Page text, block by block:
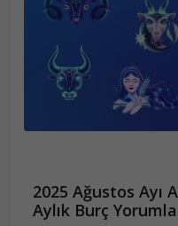
2025 Ağustos
Aylık Burç